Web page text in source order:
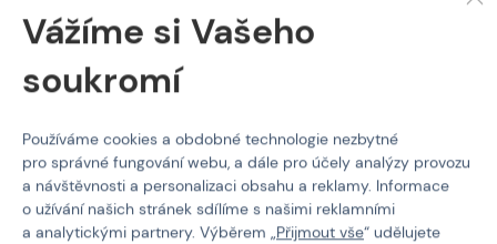
Snadná instalace– jednoduché uchycení a ovládání
Dvojitý tlakový spínač pro svítilny a PEQY, RIS/M-lok
Montáž na M-LOK
Montážní šrouby
Vážíme si Vašeho
soukromí
Používáme cookies a obdobné technologie nezbytné
pro správné fungování webu, a dále pro účely analýzy provozu
a návštěvnosti a personalizaci obsahu a reklamy. Informace
o užívání našich stránek sdílíme s našimi reklamními
a analytickými partnery. Výběrem „Přijmout vše“ udělujete